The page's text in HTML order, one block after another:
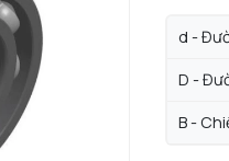
d -
D -
B -